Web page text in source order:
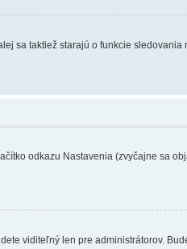
sa taktiež starajú o funkcie
odkazu Nastavenia (zvyčajne sa
viditeľný len pre administrátorov.